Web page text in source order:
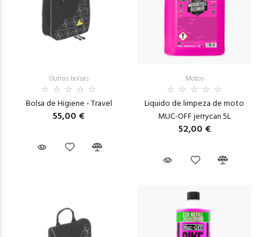
Outras bolsas
Bolsa de Higiene - Travel
55,00 €
Motos
Liquido de limpeza de moto
MUC-OFF jerrycan 5L
52,00 €